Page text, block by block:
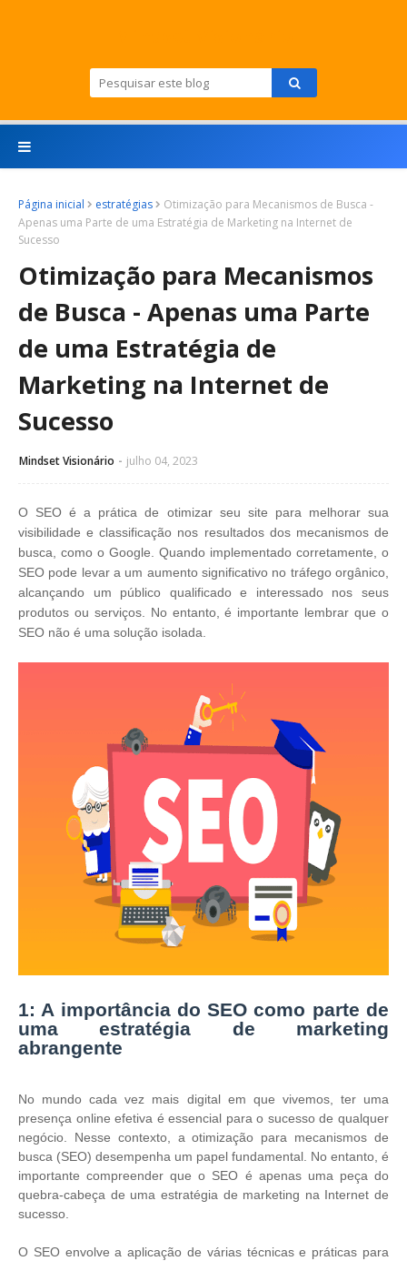
Página inicial estratégias
Otimização para Mecanismos de Busca -
Apenas uma Parte de uma Estratégia de Marketing na Internet de
Sucesso
Otimização para Mecanismos
de Busca - Apenas uma Parte
de uma Estratégia de
Marketing na Internet de
Sucesso
Mindset Visionário julho 04, 2023
O SEO é a prática de otimizar seu site para melhorar sua
visibilidade e classificação nos resultados dos mecanismos de
busca, como o Google. Quando implementado corretamente, o
SEO pode levar a um aumento significativo no tráfego orgânico,
alcançando um público qualificado e interessado nos seus
produtos ou serviços. No entanto, é importante lembrar que o
SEO não é uma solução isolada.
1: A importância do SEO como parte de
uma estratégia de marketing
abrangente
No mundo cada vez mais digital em que vivemos, ter uma
presença online efetiva é essencial para o sucesso de qualquer
negócio. Nesse contexto, a otimização para mecanismos de
busca (SEO) desempenha um papel fundamental. No entanto, é
importante compreender que o SEO é apenas uma peça do
quebra-cabeça de uma estratégia de marketing na Internet de
sucesso.
O SEO envolve a aplicação de várias técnicas e práticas para